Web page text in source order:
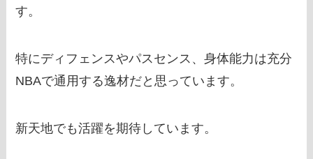
す。
特にディフェンスやパスセンス、身体能力は充分
NBAで通用する逸材だと思っています。
新天地でも活躍を期待しています。